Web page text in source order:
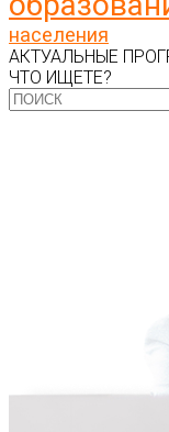
населения
АКТУАЛЬНЫЕ
ЧТО ИЩЕТЕ?